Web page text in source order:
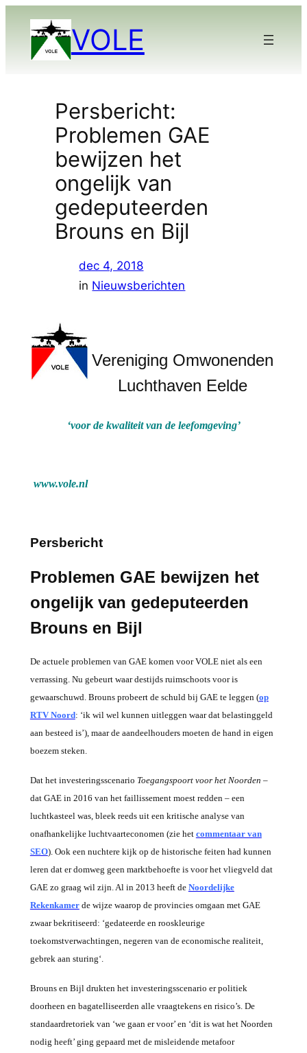
VOLE
Persbericht:
Problemen GAE
bewijzen het
ongelijk van
gedeputeerden
Brouns en Bijl
dec 4, 2018
in Nieuwsberichten
Vereniging Omwonenden
Luchthaven Eelde
‘voor de kwaliteit van de leefomgeving’
www.vole.nl
Persbericht
Problemen GAE bewijzen het
ongelijk van gedeputeerden
Brouns en Bijl
De actuele problemen van GAE komen voor VOLE niet als een
verrassing. Nu gebeurt waar destijds ruimschoots voor is
gewaarschuwd. Brouns probeert de schuld bij GAE te leggen (op
RTV Noord: ‘ik wil wel kunnen uitleggen waar dat belastinggeld
aan besteed is’), maar de aandeelhouders moeten de hand in eigen
boezem steken.
Dat het investeringsscenario Toegangspoort voor het Noorden –
dat GAE in 2016 van het faillissement moest redden – een
luchtkasteel was, bleek reeds uit een kritische analyse van
onafhankelijke luchtvaarteconomen (zie het commentaar van
SEO). Ook een nuchtere kijk op de historische feiten had kunnen
leren dat er domweg geen marktbehoefte is voor het vliegveld dat
GAE zo graag wil zijn. Al in 2013 heeft de Noordelijke
Rekenkamerde wijze waarop de provincies omgaan met GAE
zwaar bekritiseerd: ‘gedateerde en rooskleurige
toekomstverwachtingen, negeren van de economische realiteit,
gebrek aan sturing‘.
Brouns en Bijl drukten het investeringsscenario er politiek
doorheen en bagatelliseerden alle vraagtekens en risico’s. De
standaardretoriek van ‘we gaan er voor’ en ‘dit is wat het Noorden
nodig heeft’ ging gepaard met de misleidende metafoor